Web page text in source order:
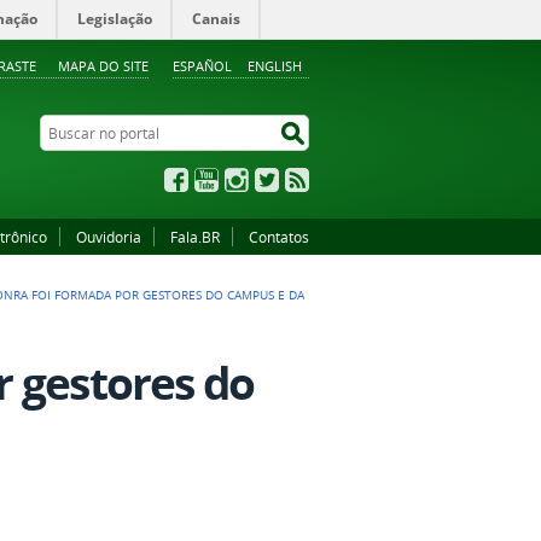
ESPAÑOL ENGLISH
MAPA DO SITE
Legislação Canais
Buscar no portal
FacebookYouTubeInstagram
Twitter
Ouvidoria Fala.BR Contatos
FOI FORMADA POR GESTORES DO CAMPUS E DA
gestores do